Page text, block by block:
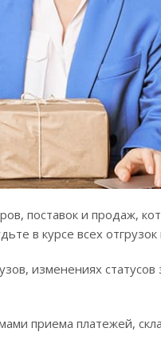
поставок и продаж,
в курсе всех отгрузок
изменениях
приема платежей,